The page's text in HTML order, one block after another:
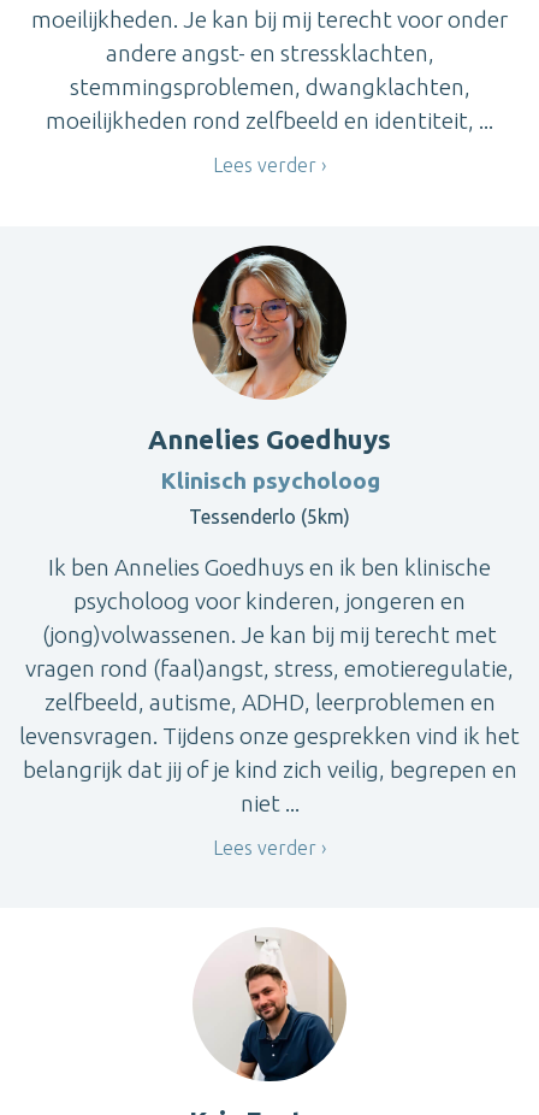
moeilijkheden. Je kan bij mij terecht voor onder
andere angst- en stressklachten,
stemmingsproblemen, dwangklachten,
moeilijkheden rond zelfbeeld en identiteit, ...
Lees verder
Annelies Goedhuys
Klinisch psycholoog
Tessenderlo (5km)
Ik ben Annelies Goedhuys en ik ben klinische
psycholoog voor kinderen, jongeren en
(jong)volwassenen. Je kan bij mij terecht met
vragen rond (faal)angst, stress, emotieregulatie,
zelfbeeld, autisme, ADHD, leerproblemen en
levensvragen. Tijdens onze gesprekken vind ik het
belangrijk dat jij of je kind zich veilig, begrepen en
niet ...
Lees verder